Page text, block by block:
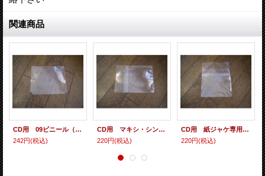
関連商品
CD用 09ビニール（各種サイズ） 10枚セット
242円(税込)
CD用 マキシ・シングル・シールド（ヨコ入れ/裏のり） 10枚セット
220円(税込)
CD用 紙ジャケ専用シールド（裏のり） 10枚セット
220円(税込)